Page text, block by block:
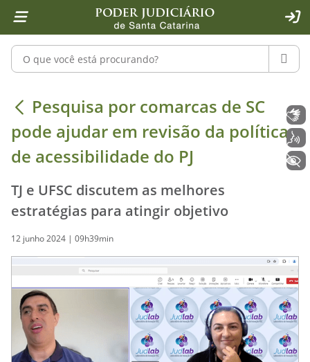
1 Ir para o conteúdo
2 Ir para a ferramenta de acessibilidade - Rybená
4 Ir para o menu principal
5 Ir para a pesquisa
6 Ir para o rodapé
7 Ir para a página inicial
Pesquisar no portal
Pesquisa por comarcas de SC
Pesquisa por comarcas de SC
pode ajudar em revisão da política
de acessibilidade do PJ
TJ e UFSC discutem as melhores
estratégias para atingir objetivo
12 junho 2024 | 09h39min
Libras
Voz
+ Acessibilidade